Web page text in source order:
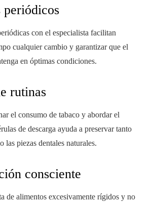
periódicos
con el especialista facilitan
cualquier cambio y garantizar que el
en óptimas condiciones.
rutinas
el consumo de tabaco y abordar el
de descarga ayuda a preservar tanto
las piezas dentales naturales.
consciente
de alimentos excesivamente rígidos y no